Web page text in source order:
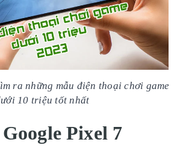
ra những mẫu điện thoại chơi game
10 triệu tốt nhất
Pixel 7